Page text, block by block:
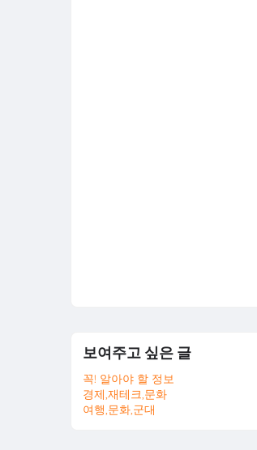
보여주고 싶은 글
꼭! 알아야 할 정보
경제,재테크,문화
여행,문화,군대